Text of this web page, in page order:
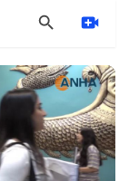
Video
Player